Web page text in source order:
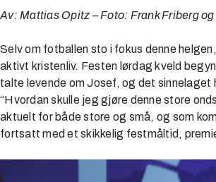
Av: Mattias Opitz – Foto: Frank Friberg
Selv om fotballen sto i fokus denne
aktivt kristenliv. Festen lørdag kveld
talte levende om Josef, og det sinnelaget
“Hvordan skulle jeg gjøre denne store
aktuelt for både store og små, og som
fortsatt med et skikkelig festmåltid,